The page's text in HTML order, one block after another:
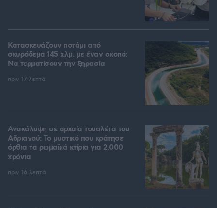
Κατασκευάζουν ποτάμι από
σκυρόδεμα 145 χλμ. με έναν σκοπό:
Να τερματίσουν την ξηρασία
πριν 17 λεπτά
Ανακάλυψη σε αρχαία τουαλέτα του
Αδριανού: Το μυστικό που κράτησε
όρθια τα ρωμαϊκά κτίρια για 2.000
χρόνια
πριν 16 λεπτά